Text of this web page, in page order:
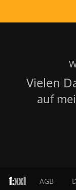
Vielen
auf
f:xxl AGB